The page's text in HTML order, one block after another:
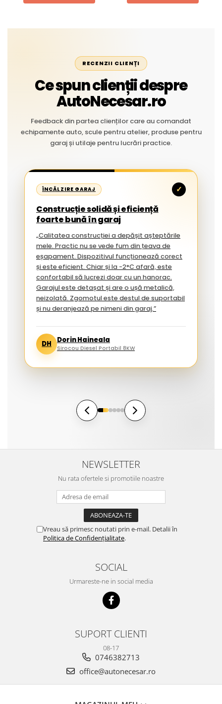
RECENZII CLIENȚI
Ce spun clienții despre
AutoNecesar.ro
Feedback din partea clienților care au comandat
echipamente auto, scule pentru atelier, produse pentru
garaj și utilaje pentru lucrări practice.
ÎNCĂLZIRE GARAJ ✓
Construcție solidă și eficiență
foarte bună în garaj
„Calitatea construcției a depășit așteptările
mele. Practic nu se vede fum din țeava de
eșapament. Dispozitivul funcționează corect
și este eficient. Chiar și la -2°C afară, este
confortabil să lucrezi doar cu un hanorac.
Garajul este detașat și are o ușă metalică,
neizolată. Zgomotul este destul de suportabil
și nu deranjează pe nimeni din garaj.”
DH Dorin Haineala
Sirocou Diesel Portabil 8KW
NEWSLETTER
Nu rata ofertele si promotiile noastre
Vreau să primesc noutati prin e-mail. Detalii în
Politica de Confidențialitate.
SOCIAL
Urmareste-ne in social media
SUPORT CLIENTI
08-17
0746382713
office@autonecesar.ro